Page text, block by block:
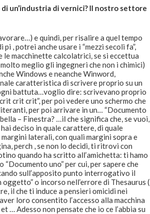
un’industria di vernici? Il nostro settore
e quindi, per risalire a quel tempo
, potrei anche usare i “mezzi secoli fa”,
le macchinette calcolatrici, se si eccettua
meglio gli ingegneri che non i chimici)
Windows e neanche Winword,
caratteristica di scrivere proprio su un
battuta…voglio dire: scrivevano proprio
crit crit”, per poi vedere uno schermo che
per poi arrivare in un… “Documento
– Finestra? …il che significa che, se vuoi,
deciso in quale carattere, di quale
laterali, con quali margini sopra e
perch , se non lo decidi, ti ritrovi con
quando ha scritto all’amichetta: ti hamo
uno” per cui, per sapere che
sull’apposito punto interrogativo il
o incorso nell’errore di Thesaurus (
il che ti induce a pensieri omicidi nei
loro consentito l’accesso alla macchina
… Adesso non pensate che io ce l’abbia su